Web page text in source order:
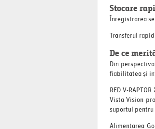
Stocare
Înregistrarea
Transferul
De ce
Din
fiabilitatea și
RED V-
Vista Vision
suportul
Alimentarea